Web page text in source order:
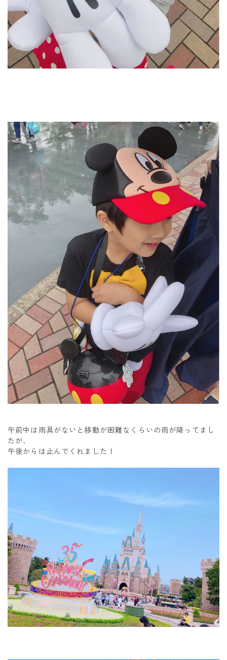
午前中は雨具がないと移動が困難なくらいの雨が降ってまし
たが、
午後からは止んでくれました！